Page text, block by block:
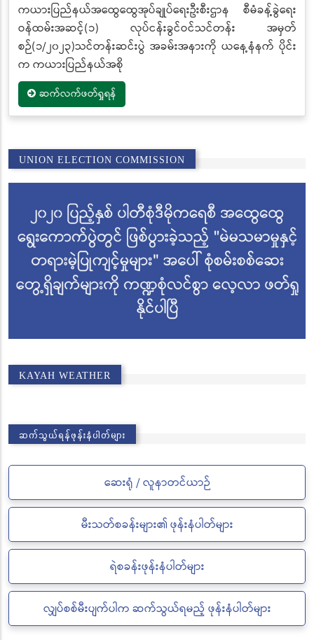
ကယားပြည်နယ်အထွေထွေအုပ်ချုပ်ရေးဦးစီးဌာန စီမံခန့်ခွဲရေး
ဝန်ထမ်းအဆင့်(၁) လုပ်ငန်းခွင်ဝင်သင်တန်း အမှတ်
စဉ်(၁/၂၀၂၃)သင်တန်းဆင်းပွဲ အခမ်းအနားကို ယနေ့နံနက် ပိုင်း
က ကယားပြည်နယ်အစို
ဆက်လက်ဖတ်ရှုရန်
UNION ELECTION COMMISSION
KAYAH WEATHER
ဆက်သွယ်ရန်ဖုန်းနံပါတ်များ
ဆေးရုံ / လူနာတင်ယာဉ်
မီးသတ်စခန်းများ၏ ဖုန်းနံပါတ်များ
ရဲစခန်းဖုန်းနံပါတ်များ
လျှပ်စစ်မီးပျက်ပါက ဆက်သွယ်ရမည့် ဖုန်းနံပါတ်များ